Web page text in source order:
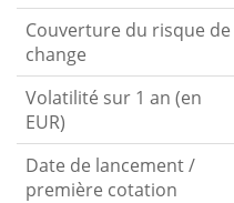
Couverture du risque de
change
Volatilité sur 1 an (en
EUR)
Date de lancement /
première cotation